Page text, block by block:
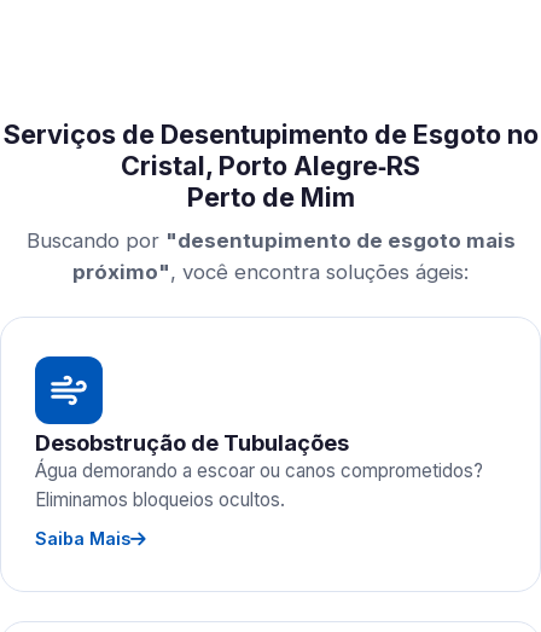
Serviços de Desentupimento de Esgoto no
Cristal, Porto Alegre‑RS
Perto de Mim
Buscando por "desentupimento de esgoto mais
próximo", você encontra soluções ágeis:
Desobstrução de Tubulações
Água demorando a escoar ou canos comprometidos?
Eliminamos bloqueios ocultos.
Saiba Mais